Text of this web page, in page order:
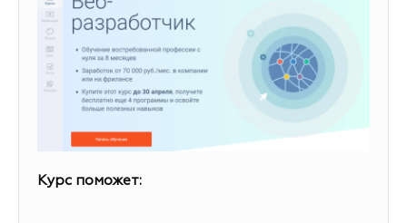
Курс поможет: